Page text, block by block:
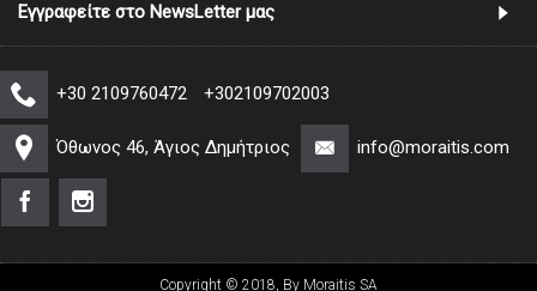
Εγγραφείτε στο NewsLetter μας
+30 2109760472 +302109702003
Όθωνος 46, Άγιος Δημήτριος info@moraitis.com
Copyright © 2018, By Moraitis SA